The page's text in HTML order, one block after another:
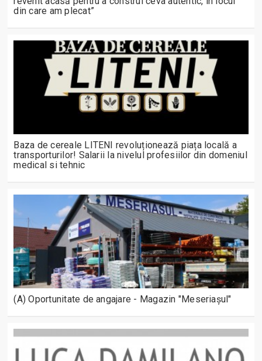
din care am plecat”
Baza de cereale LITENI revoluționează piața locală a
transporturilor! Salarii la nivelul profesiilor din domeniul
medical si tehnic
(A) Oportunitate de angajare - Magazin "Meseriașul"